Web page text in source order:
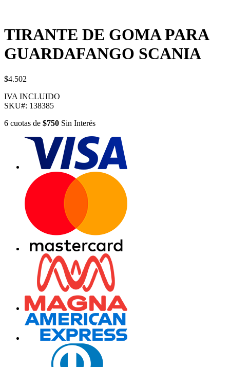
TIRANTE DE GOMA PARA
GUARDAFANGO SCANIA
$4.502
IVA INCLUIDO
SKU#: 138385
6 cuotas de $750 Sin Interés